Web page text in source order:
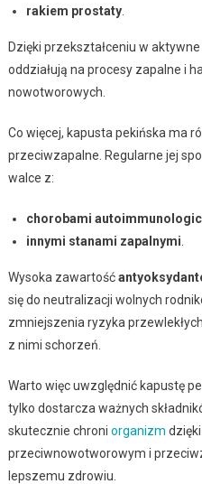
rakiem prostaty.
Dzięki przekształceniu w
oddziałują na procesy zapalne i
nowotworowych.
Co więcej, kapusta pekińska ma
przeciwzapalne. Regularne jej
walce z:
chorobami
innymi stanami zapalnymi
Wysoka zawartość
się do neutralizacji wolnych
zmniejszenia ryzyka
z nimi schorzeń.
Warto więc uwzględnić kapustę
tylko dostarcza ważnych
skutecznie chroni organizm
przeciwnowotworowym i
lepszemu zdrowiu.